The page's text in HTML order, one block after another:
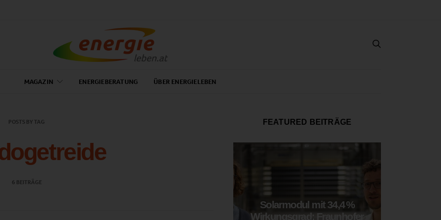
MAGAZIN ENERGIEBERATUNG ÜBER ENERGIELEBEN
POSTS BY TAG
6 BEITRÄGE
FEATURED BEITRÄGE
Solarmodul mit 34,4 %
Wirkungsgrad: Fraunhofer